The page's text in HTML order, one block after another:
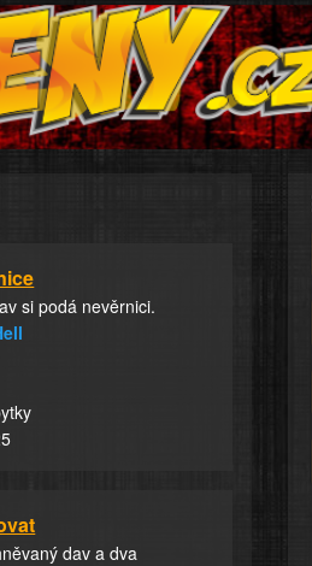
si podá nevěrnici.
dav a dva